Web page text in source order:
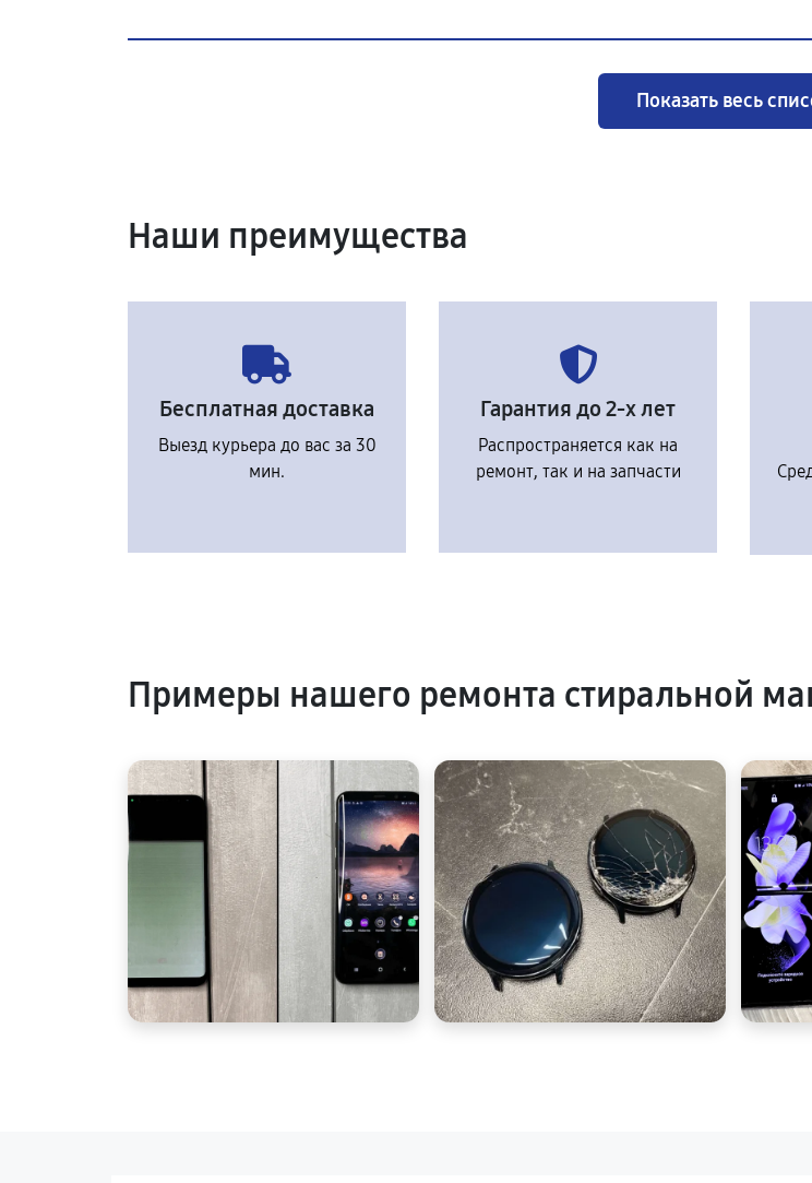
Показать весь
Наши преимущества
Бесплатная доставка
Выезд курьера до вас за 30
мин.
Гарантия до 2-х лет
Распространяется как на
ремонт, так и на запчасти
Примеры нашего ремонта стиральной